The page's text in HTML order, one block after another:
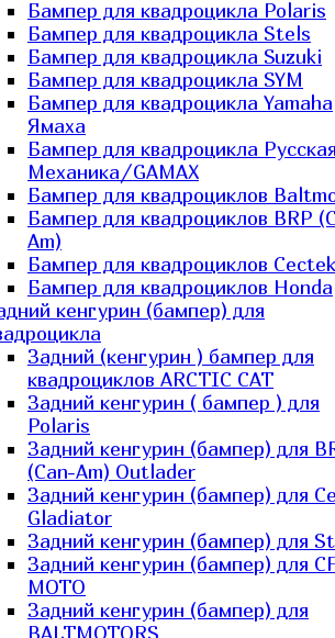
Бампер для квадроцикла Polaris
Бампер для квадроцикла Stels
Бампер для квадроцикла Suzuki
Бампер для квадроцикла SYM
Бампер для квадроцикла Yamaha
Ямаха
Бампер для квадроцикла
Механика/GAMAX
Бампер для квадроциклов
Бампер для квадроциклов BRP
Am)
Бампер для квадроциклов Cectek
Бампер для квадроциклов Honda
кенгурин (бампер) для
Задний (кенгурин ) бампер для
квадроциклов ARCTIC CAT
Задний кенгурин ( бампер ) для
Polaris
Задний кенгурин (бампер) для
(Can-Am) Outlader
Задний кенгурин (бампер) для
Gladiator
Задний кенгурин (бампер) для
Задний кенгурин (бампер) для
MOTO
Задний кенгурин (бампер) для
BALTMOTORS